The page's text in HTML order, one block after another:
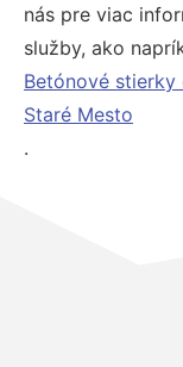
nás pre viac
služby, ako
Betónové stierky
Staré Mesto
.